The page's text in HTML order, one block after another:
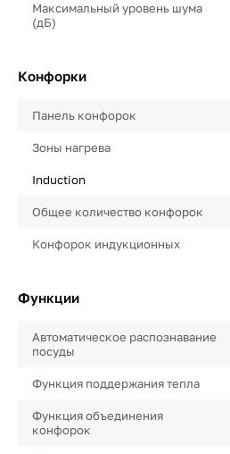
Максимальный уровень шума
(дБ)
Конфорки
Панель конфорок
Зоны нагрева
Induction
Общее количество конфорок
Конфорок индукционных
Функции
Автоматическое распознавание
посуды
Функция поддержания тепла
Функция объединения
конфорок